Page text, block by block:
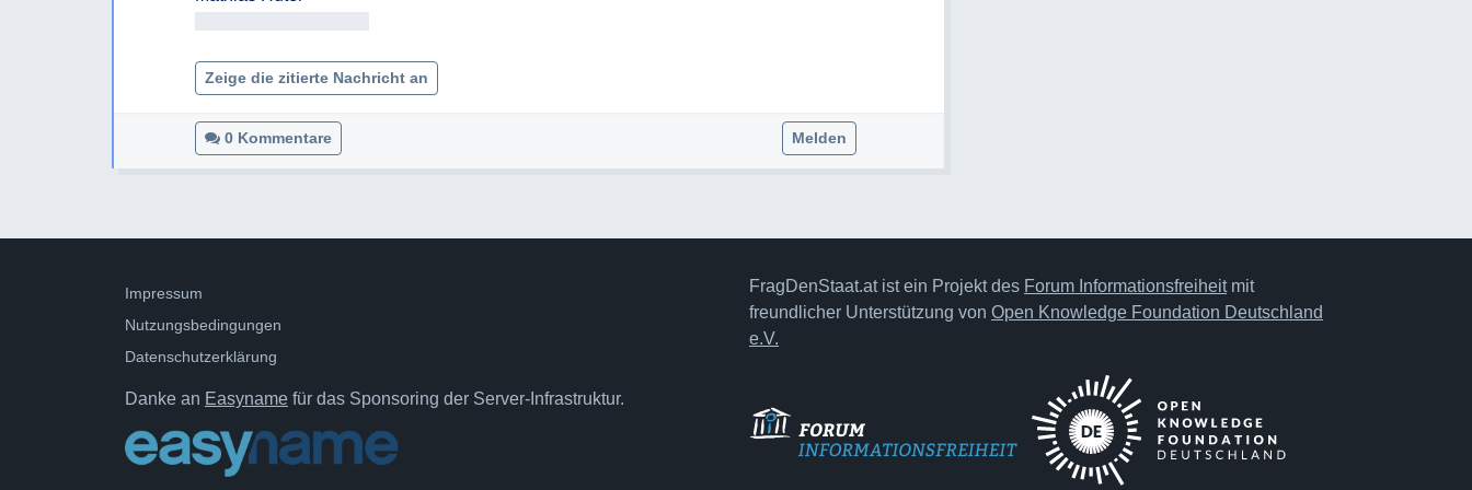
Zeige die zitierte Nachricht an
0 Kommentare Melden
Impressum
Nutzungsbedingungen
Datenschutzerklärung
Danke an Easyname für das Sponsoring der Server-Infrastruktur.
FragDenStaat.at ist ein Projekt des Forum Informationsfreiheitmit
freundlicher Unterstützung von Open Knowledge Foundation Deutschland
e.V.